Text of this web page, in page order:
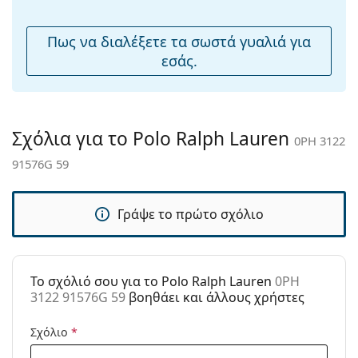
Ορισμένα μοντέλα μπορεί να συνοδεύονται από
υφασμάτινη θήκη αντί για πανί.
Εξερευνήστε την πλήρη γκάμαγυαλιών ηλίουγια να
βρείτε περισσότερα μοντέλα από δημοφιλείς μάρκες.
άρθρωση:
Όχι
Αξεσουάρ
Πανί
καθαρισμού:
Ναι
Άλλα
Ανδρικά
Χρήση:
Μόδα
Προϊόντος /
Πως να διαλέξετε τα σωστά γυαλιά για
εσάς.
Σχόλια για το Polo Ralph Lauren 0PH 3122
91576G 59
Γράψε το πρώτο σχόλιο
To σχόλιό σου για το Polo Ralph Lauren 0PH
3122 91576G 59 βοηθάει και άλλους χρήστες
Σχόλιο *